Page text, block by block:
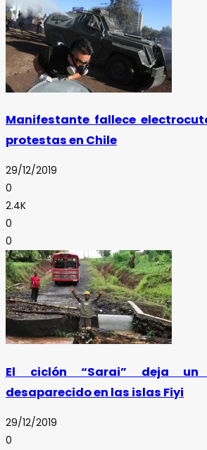
Manifestante fallece
protestas en Chile
29/12/2019
0
2.4K
0
0
El ciclón “Sarai” deja
desaparecido en las islas Fiyi
29/12/2019
0